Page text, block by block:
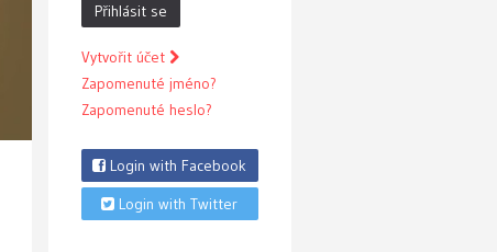
Přihlásit se
Vytvořit účet
Zapomenuté jméno?
Zapomenuté heslo?
Login with Facebook
Login with Twitter